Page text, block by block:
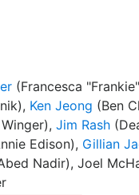
(Francesca
Ken Jeong (Ben
Jim Rash
Edison), Gillian
Nadir), Joel